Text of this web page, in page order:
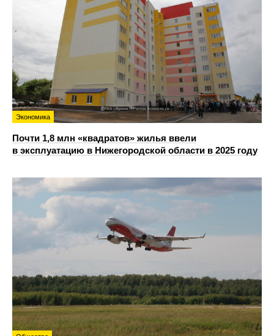
Экономика
Почти 1,8 млн «квадратов» жилья ввели
в эксплуатацию в Нижегородской области в 2025 году